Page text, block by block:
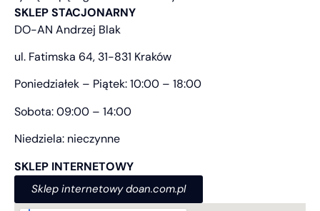
SKLEP STACJONARNY
DO-AN Andrzej Blak
ul. Fatimska 64, 31-831 Kraków
Poniedziałek – Piątek: 10:00 – 18:00
Sobota: 09:00 – 14:00
Niedziela: nieczynne
SKLEP INTERNETOWY
Sklep internetowy doan.com.pl